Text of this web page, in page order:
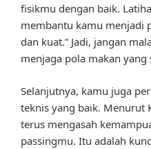
fisikmu dengan baik.
membantu kamu menjadi
dan kuat.” Jadi, jangan
menjaga pola makan yang
Selanjutnya, kamu juga
teknis yang baik. Menurut
terus mengasah
passingmu. Itu adalah